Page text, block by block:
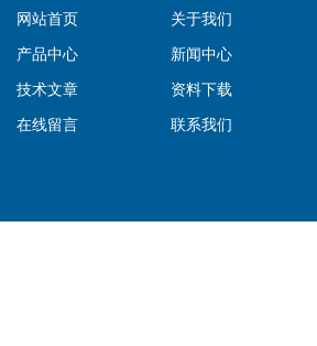
网站首页
关于我们
产品中心
新闻中心
技术文章
资料下载
在线留言
联系我们